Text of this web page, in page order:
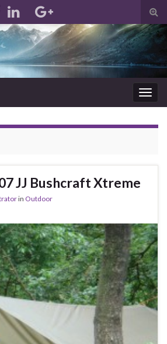
JJ Bushcraft Xtreme
in Outdoor